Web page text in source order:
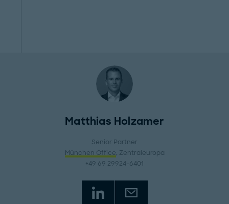
Matthias Holzamer
Senior Partner
München Office, Zentraleuropa
+49 69 29924-6401